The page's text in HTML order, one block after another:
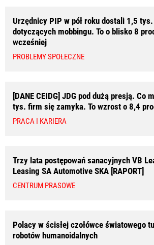
Urzędnicy PIP w pół roku dostali 1,5
dotyczących mobbingu. To o blisko 8
wcześniej
PROBLEMY SPOŁECZNE
[DANE CEIDG] JDG pod dużą presją. Co
tys. firm się zamyka. To wzrost o 8,4
PRACA I KARIERA
Trzy lata postępowań sanacyjnych VB
Leasing SA Automotive SKA [RAPORT]
CENTRUM PRASOWE
Polacy w ścisłej czołówce światowego
robotów humanoidalnych